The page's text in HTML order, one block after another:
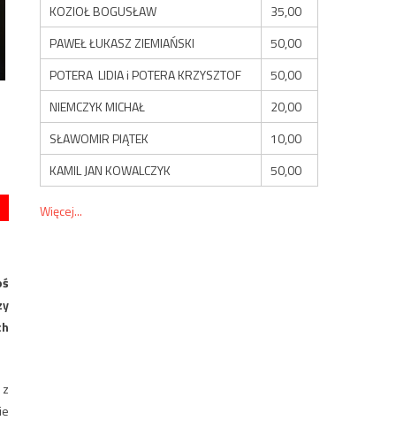
KOZIOŁ BOGUSŁAW
35,00
PAWEŁ ŁUKASZ ZIEMIAŃSKI
50,00
POTERA LIDIA i POTERA KRZYSZTOF
50,00
NIEMCZYK MICHAŁ
20,00
SŁAWOMIR PIĄTEK
10,00
KAMIL JAN KOWALCZYK
50,00
Więcej...